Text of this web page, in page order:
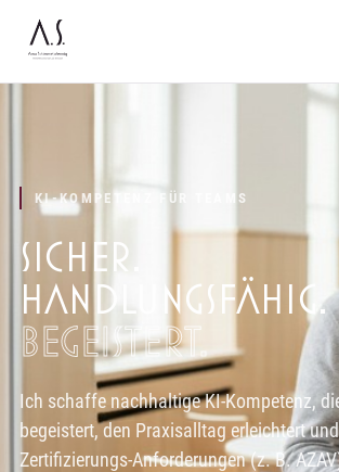
KI-KOMPETENZ FÜR TEAMS
SICHER.
HANDLUNGSFÄHIG.
BEGEISTERT.
Ich schaffe nachhaltige KI-Kompetenz,
begeistert, den Praxisalltag erleichtert
Zertifizierungs-Anforderungen (z. B.